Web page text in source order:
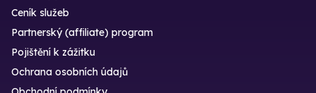
Ceník služeb
Partnerský (affiliate) program
Pojištění k zážitku
Ochrana osobních údajů